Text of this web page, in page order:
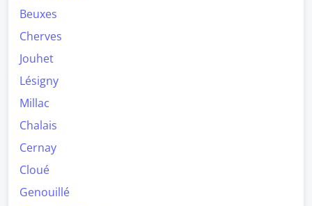
Beuxes
Cherves
Jouhet
Lésigny
Millac
Chalais
Cernay
Cloué
Genouillé